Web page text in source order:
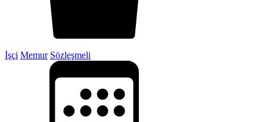
İşçi Memur Sözleşmeli